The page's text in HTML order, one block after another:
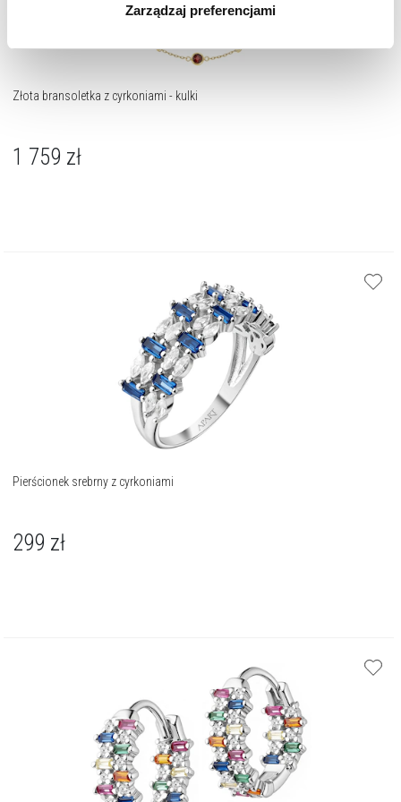
korzystamy. Możesz również wybrać jaki rodzaj plików
Zarządzaj preferencjami. W każdej chwili możesz
Zarządzaj preferencjami
Złota bransoletka z cyrkoniami - kulki
1 759 zł
Pierścionek srebrny z cyrkoniami
299 zł